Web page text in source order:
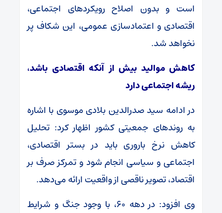
است و بدون اصلاح رویکردهای اجتماعی،
اقتصادی و اعتمادسازی عمومی، این شکاف پر
نخواهد شد.
کاهش موالید بیش از آنکه اقتصادی باشد،
ریشه اجتماعی دارد
در ادامه سید صدرالدین بلادی موسوی با اشاره
به روندهای جمعیتی کشور اظهار کرد: تحلیل
کاهش نرخ باروری باید در بستر اقتصادی،
اجتماعی و سیاسی انجام شود و تمرکز صرف بر
اقتصاد، تصویر ناقصی از واقعیت ارائه می‌دهد.
وی افزود: در دهه ۶۰، با وجود جنگ و شرایط